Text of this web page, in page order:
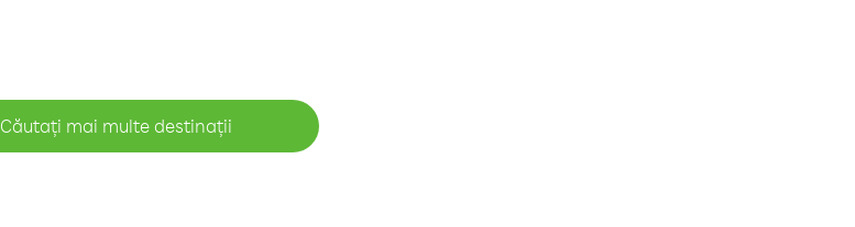
Căutați mai multe destinații